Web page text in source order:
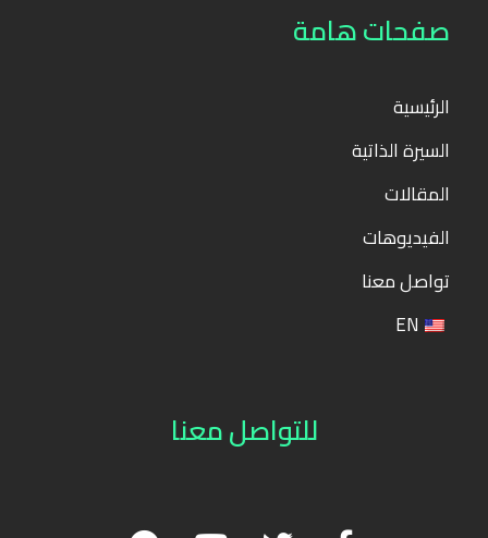
صفحات هامة
الرئيسية
السيرة الذاتية
المقالات
الفيديوهات
تواصل معنا
EN
للتواصل معنا